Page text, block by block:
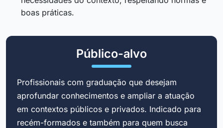
boas práticas.
Público-alvo
Profissionais com graduação que desejam
aprofundar conhecimentos e ampliar a atuação
em contextos públicos e privados. Indicado para
recém-formados e também para quem busca